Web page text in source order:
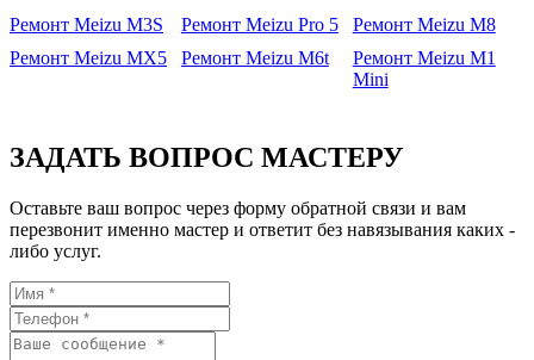
Ремонт Meizu M3S Ремонт Meizu Pro 5
Ремонт Meizu M8
Ремонт Meizu MX5
Ремонт Meizu M6t
Ремонт Meizu M1
Mini
ЗАДАТЬ ВОПРОС МАСТЕРУ
Оставьте ваш вопрос через форму обратной связи и вам
перезвонит именно мастер и ответит без навязывания каких -
либо услуг.